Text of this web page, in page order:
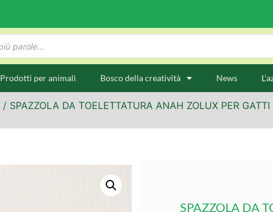
Prodotti per animali Bosco della creatività News
/ SPAZZOLA DA TOELETTATURA ANAH ZOLUX PER GATTI
SPAZZOLA DA